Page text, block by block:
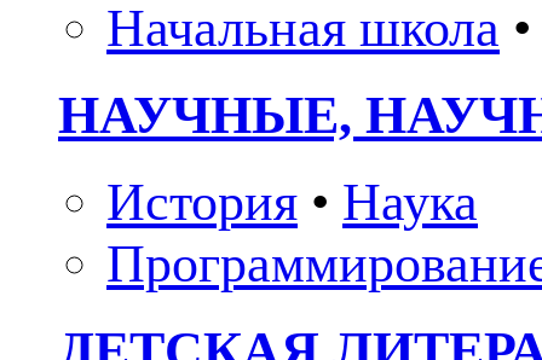
Начальная школа •
НАУЧНЫЕ,
История • Наука